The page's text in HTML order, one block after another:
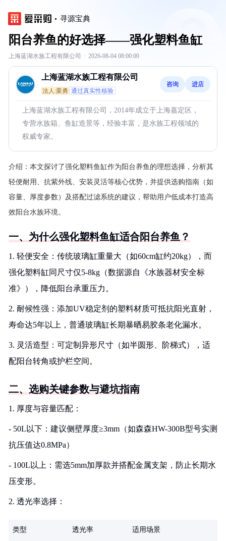
寻源宝典
阳台养鱼的好选择——强化塑料鱼缸
上海蓝湖水族工程有限公司 · 2026-08-04 08:00:00
上海蓝湖水族工程有限公司
法人:栗勇 通过真实性核验
咨询 进店
上海蓝湖水族工程有限公司，2014年成立于上海嘉定区，
专营水族箱、鱼缸造景等，经验丰富，是水族工程领域的
权威专家。
介绍： 本文探讨了强化塑料鱼缸作为阳台养鱼的理想选择，分析其
轻便耐用、抗紫外线、安装灵活等核心优势，并提供选购指南（如
容量、厚度参数）及搭配过滤系统的建议，帮助用户低成本打造高
效阳台水族环境。
一、为什么强化塑料鱼缸适合阳台养鱼？
1. 轻便安全：传统玻璃缸重量大（如60cm缸约20kg），而
强化塑料缸同尺寸仅5-8kg（数据源自《水族器材安全标
准》），降低阳台承重压力。
2. 耐候性强：添加UV稳定剂的塑料材质可抵抗阳光直射，
寿命达5年以上，普通玻璃缸长期暴晒易胶条老化漏水。
3. 灵活造型：可定制异形尺寸（如半圆形、阶梯式），适
配阳台转角或护栏空间。
二、选购关键参数与避坑指南
1. 厚度与容量匹配：
- 50L以下：建议侧壁厚度≥3mm（如森森HW-300B型号实测
抗压值达0.8MPa）
- 100L以上：需选5mm加厚款并搭配金属支架，防止长期水
压变形。
2. 透光率选择：
类型 透光率 适用场景